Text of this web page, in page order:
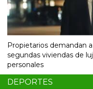
Propietarios demandan
segundas viviendas de
personales
DEPORTES